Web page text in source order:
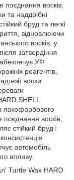
поєднання восків,
та наддрібні
бруд та легкі
відновлюючи
восків, у
затвердіння
УФ
реагентів,
воски
SHELL
лакофарбового
поєднання восків,
стійкий бруд і
автомобіль
впливу.
Turtle Wax HARD